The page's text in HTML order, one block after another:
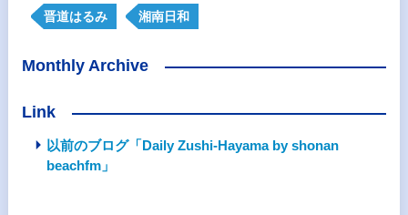
晋道はるみ 湘南日和
Monthly Archive
Link
以前のブログ「Daily Zushi-Hayama by shonan
beachfm」